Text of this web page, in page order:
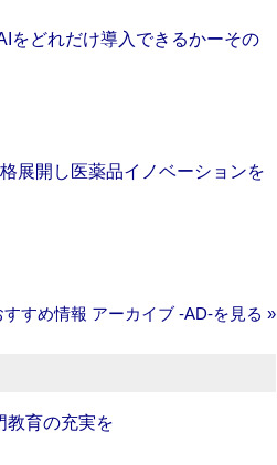
をどれだけ導入できるかーその
展開し医薬品イノベーションを
すすめ情報 アーカイブ ‐AD‐を見る »
教育の充実を